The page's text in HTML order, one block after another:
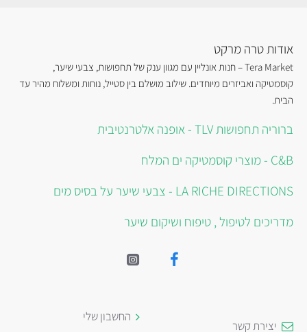
אודות טרה מרקט
Tera Market – חנות אונליין עם מגוון ענק של תחפושות, צבעי שיער,
קוסמטיקה ואביזרים מיוחדים. שילוב מושלם בין סטייל, נוחות ומשלוח מהיר עד
הבית.
ברוריה תחפושות TLV - אופנה אלטרנטיבית
C&B - מוצרי קוסמטיקה ים המלח
LA RICHE DIRECTIONS - צבעי שיער על בסיס מים
מדריכים לטיפול , טיפוח ושיקום שיער
יצירת קשר
החשבון שלי